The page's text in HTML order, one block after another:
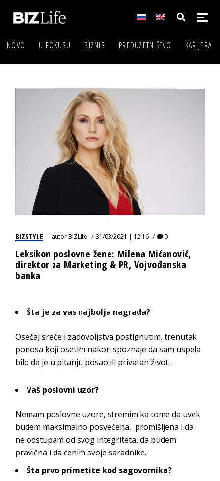
NOVO U FOKUSU BIZNIS PREDUZETNIŠTVO KARIJERA
BIZSTYLE autorBIZLife 31/03/2021 | 12:16 0
Leksikon poslovne žene: Milena Mićanović,
direktor za Marketing & PR, Vojvođanska
banka
Šta je za vas najbolja nagrada?
Osećaj sreće i zadovoljstva postignutim, trenutak
ponosa koji osetim nakon spoznaje da sam uspela
bilo da je u pitanju posao ili privatan život.
Vaš poslovni uzor?
Nemam poslovne uzore, stremim ka tome da uvek
budem maksimalno posvećena, promišljena i da
ne odstupam od svog integriteta, da budem
pravična i da cenim svoje saradnike.
Šta prvo primetite kod sagovornika?